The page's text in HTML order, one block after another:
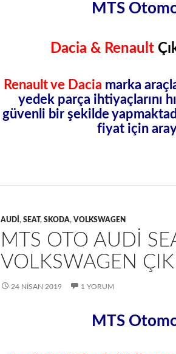
MTS
Dacia & Renault
Renault ve Dacia marka
yedek parça ihtiyaçlarını
güvenli bir şekilde
fiyat için
AUDI , SEAT, SKODA, VOLKSWAGEN
MTS OTO AUDI
VOLKSWAGEN
24 NISAN 2019 1 YORUM
MTS